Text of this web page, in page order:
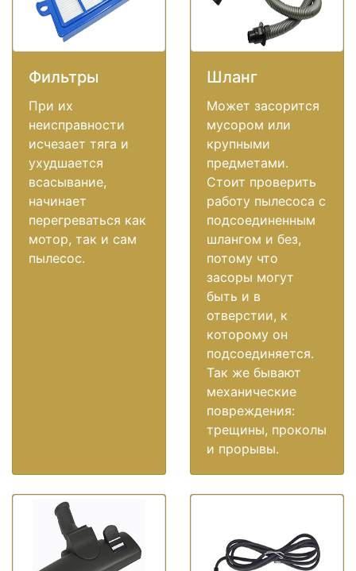
Фильтры
При их
неисправности
исчезает тяга и
ухудшается
всасывание,
начинает
перегреваться как
мотор, так и сам
пылесос.
Шланг
Может засорится
мусором или
крупными
предметами.
Стоит проверить
работу пылесоса с
подсоединенным
шлангом и без,
потому что
засоры могут
быть и в
отверстии, к
которому он
подсоединяется.
Так же бывают
механические
повреждения:
трещины, проколы
и прорывы.